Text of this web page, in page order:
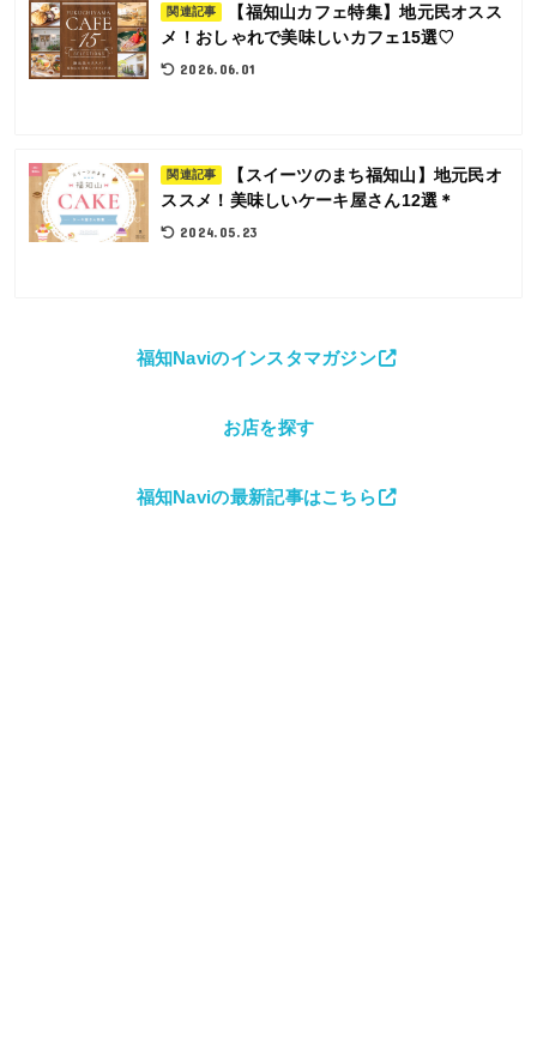
関連記事
【福知山カフェ特集】地元民オスス
メ！おしゃれで美味しいカフェ15選♡
2026.06.01
関連記事
【スイーツのまち福知山】地元民オ
ススメ！美味しいケーキ屋さん12選＊
2024.05.23
福知Naviのインスタマガジン
お店を探す
福知Naviの最新記事はこちら